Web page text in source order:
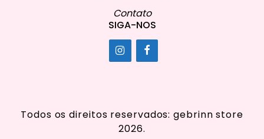
Contato
SIGA-NOS
Todos os direitos reservados: gebrinn store
2026.